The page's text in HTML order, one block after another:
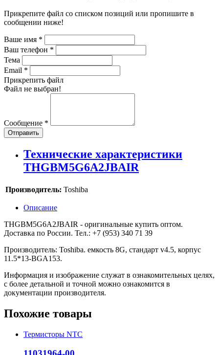
Прикрепите файл со списком позиций или пропишите в
сообщении ниже!
Ваше имя *
Ваш телефон *
Тема
Email *
Прикрепить файл
Файл не выбран!
Сообщение *
Отправить
Технические характеристики
THGBM5G6A2JBAIR
Производитель: Toshiba
Описание
THGBM5G6A2JBAIR - оригинальные купить оптом.
Доставка по России. Тел.: +7 (953) 340 71 39
Производитель: Toshiba. емкость 8G, стандарт v4.5, корпус
11.5*13-BGA153.
Информация и изображение служат в ознакомительных целях,
с более детальной и точной можно ознакомится в
документации производителя.
Похожие товары
Термисторы NTC